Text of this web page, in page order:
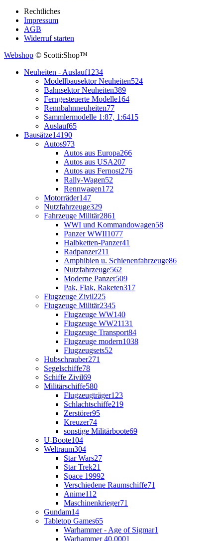
Rechtliches
Impressum
AGB
Widerruf starten
Webshop © Scotti:Shop™
Neuheiten - Auslauf1234
Modellbausektor Neuheiten524
Bahnsektor Neuheiten389
Ferngesteuerte Modelle164
Rennbahnneuheiten77
Sammlermodelle 1:87, 1:6415
Auslauf65
Bausätze14190
Autos973
Autos aus Europa266
Autos aus USA207
Autos aus Fernost276
Rally-Wagen52
Rennwagen172
Motorräder147
Nutzfahrzeuge329
Fahrzeuge Militär2861
WWI und Kommandowagen58
Panzer WWII1077
Halbketten-Panzer41
Radpanzer211
Amphibien u. Schienenfahrzeuge86
Nutzfahrzeuge562
Moderne Panzer509
Pak, Flak, Raketen317
Flugzeuge Zivil225
Flugzeuge Militär2345
Flugzeuge WW140
Flugzeuge WW21131
Flugzeuge Transport84
Flugzeuge modern1038
Flugzeugsets52
Hubschrauber271
Segelschiffe78
Schiffe Zivil69
Militärschiffe580
Flugzeugträger123
Schlachtschiffe219
Zerstörer95
Kreuzer74
sonstige Militärboote69
U-Boote104
Weltraum304
Star Wars27
Star Trek21
Space 19992
Verschiedene Raumschiffe71
Anime112
Maschinenkrieger71
Gundam14
Tabletop Games65
Warhammer - Age of Sigmar1
Warhammer 40.0001